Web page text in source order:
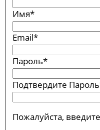
Имя*
Email*
Пароль*
Подтвердите Пароль
Пожалуйста,